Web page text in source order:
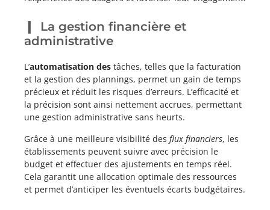
La gestion financière et
administrative
L’automatisation des tâches, telles que la facturation
et la gestion des plannings, permet un gain de temps
précieux et réduit les risques d’erreurs. L’efficacité et
la précision sont ainsi nettement accrues, permettant
une gestion administrative sans heurts.
Grâce à une meilleure visibilité des flux financiers, les
établissements peuvent suivre avec précision le
budget et effectuer des ajustements en temps réel.
Cela garantit une allocation optimale des ressources
et permet d’anticiper les éventuels écarts budgétaires.